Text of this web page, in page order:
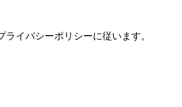
イバシーポリシーに従います。